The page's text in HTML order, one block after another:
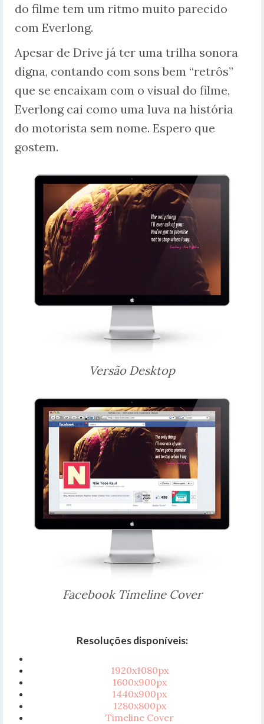
do filme tem um ritmo muito parecido
com Everlong.
Apesar de Drive já ter uma trilha sonora
digna, contando com sons bem “retrôs”
que se encaixam com o visual do filme,
Everlong cai como uma luva na história
do motorista sem nome. Espero que
gostem.
Versão Desktop
Facebook Timeline Cover
Resoluções disponíveis:
1920x1080px
1600x900px
1440x900px
1280x800px
Timeline Cover